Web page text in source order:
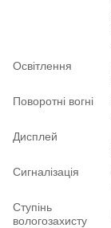
Освітлення
Поворотні вогні
Дисплей
Сигналізація
Ступінь
вологозахисту